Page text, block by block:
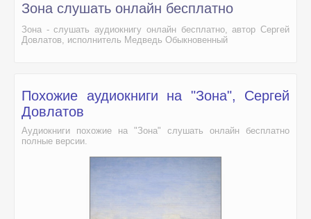
Зона слушать онлайн бесплатно
Зона - слушать аудиокнигу онлайн бесплатно, автор Сергей
Довлатов, исполнитель Медведь Обыкновенный
Похожие аудиокниги на "Зона", Сергей
Довлатов
Аудиокниги похожие на "Зона" слушать онлайн бесплатно
полные версии.